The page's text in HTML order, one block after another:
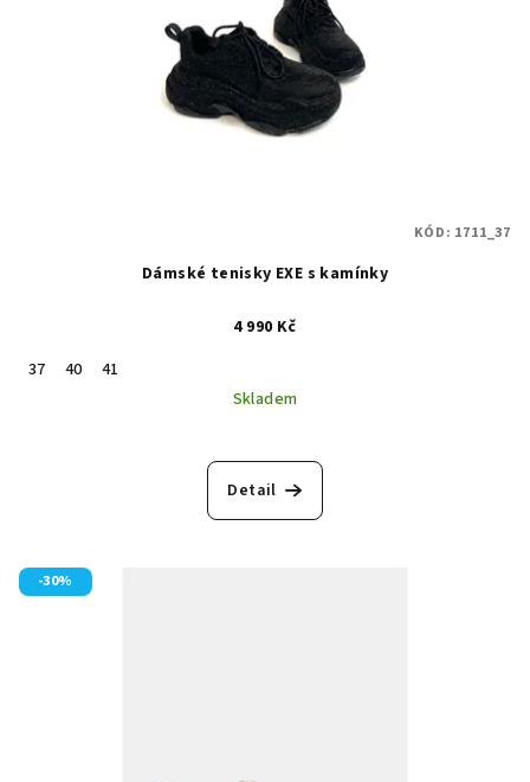
Dámské tenisky EXE s kamínky
4 990 Kč
37
40
41
Skladem
Detail
KÓD: 1711_37
-30%